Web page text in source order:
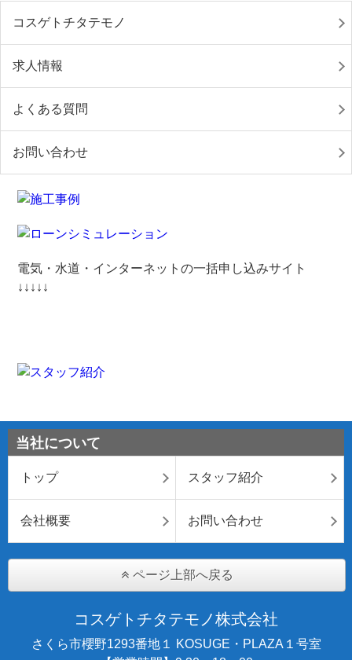
コスゲトチタテモノ
求人情報
よくある質問
お問い合わせ
電気・水道・インターネットの一括申し込みサイト
↓↓↓↓↓
当社について
トップ スタッフ紹介
会社概要 お問い合わせ
ページ上部へ戻る
コスゲトチタテモノ株式会社
さくら市櫻野1293番地１ KOSUGE・PLAZA１号室